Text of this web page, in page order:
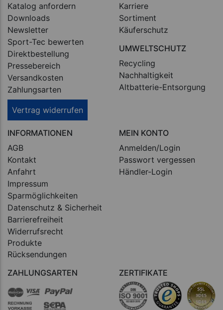
Katalog anfordern
Downloads
Newsletter
Sport-Tec bewerten
Direktbestellung
Pressebereich
Versandkosten
Zahlungsarten
Vertrag widerrufen
Karriere
Sortiment
Käuferschutz
UMWELTSCHUTZ
Recycling
Nachhaltigkeit
Altbatterie-Entsorgung
INFORMATIONEN
AGB
Kontakt
Anfahrt
Impressum
Sparmöglichkeiten
Datenschutz & Sicherheit
Barrierefreiheit
Widerrufsrecht
Produkte
Rücksendungen
MEIN KONTO
Anmelden/Login
Passwort vergessen
Händler-Login
ZAHLUNGSARTEN ZERTIFIKATE